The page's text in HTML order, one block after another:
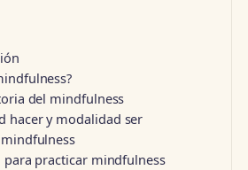
del mindfulness
hacer y modalidad ser
para practicar mindfulness